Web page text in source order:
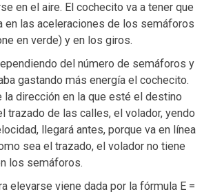
en el aire. El cochecito va a tener que
en las aceleraciones de los semáforos
en verde) y en los giros.
del número de semáforos y
gastando más energía el cochecito.
la dirección en la que esté el destino
trazado de las calles, el volador, yendo
llegará antes, porque va en línea
sea el trazado, el volador no tiene
los semáforos.
elevarse viene dada por la fórmula E =